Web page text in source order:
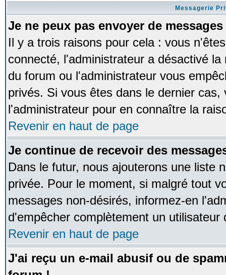
Messagerie
Je ne peux pas envoyer de
Il y a trois raisons pour cela : vous
connecté, l'administrateur a désactivé
du forum ou l'administrateur vous
privés. Si vous êtes dans le dernier
l'administrateur pour en connaître la
Revenir en haut de page
Je continue de recevoir des
Dans le futur, nous ajouterons une liste
privée. Pour le moment, si malgré tout
messages non-désirés, informez-en
d'empêcher complètement un
Revenir en haut de page
J'ai reçu un e-mail abusif ou de